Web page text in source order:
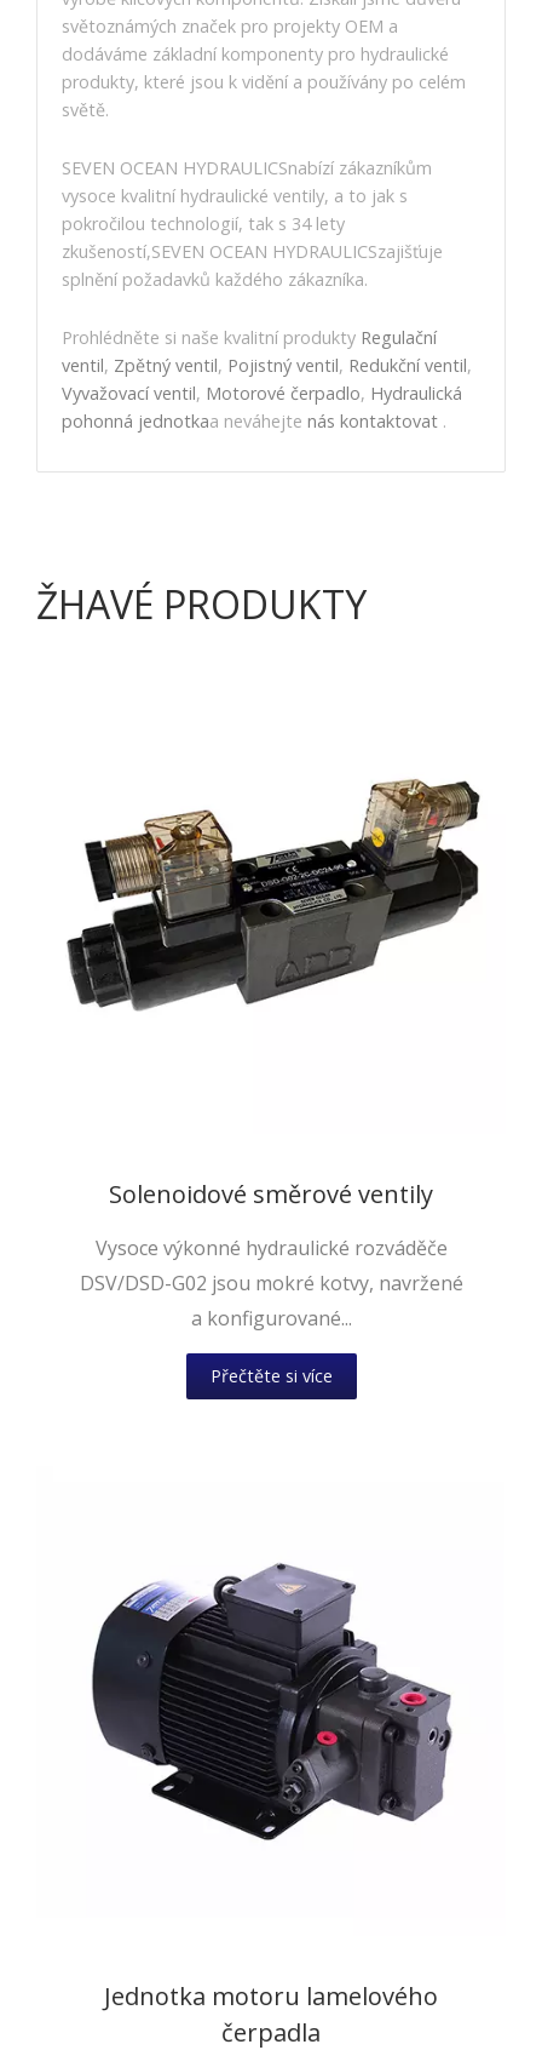
světoznámých značek pro projekty OEM a
dodáváme základní komponenty pro hydraulické
produkty, které jsou k vidění a používány po celém
světě.
SEVEN OCEAN HYDRAULICSnabízí zákazníkům
vysoce kvalitní hydraulické ventily, a to jak s
pokročilou technologií, tak s 34 lety
zkušeností,SEVEN OCEAN HYDRAULICSzajišťuje
splnění požadavků každého zákazníka.
Prohlédněte si naše kvalitní produkty Regulační
ventil, Zpětný ventil, Pojistný ventil, Redukční ventil,
Vyvažovací ventil, Motorové čerpadlo, Hydraulická
pohonná jednotkaa neváhejte nás kontaktovat .
ŽHAVÉ PRODUKTY
Solenoidové směrové ventily
Vysoce výkonné hydraulické rozváděče
DSV/DSD-G02 jsou mokré kotvy, navržené
a konfigurované...
Přečtěte si více
Jednotka motoru lamelového
čerpadla